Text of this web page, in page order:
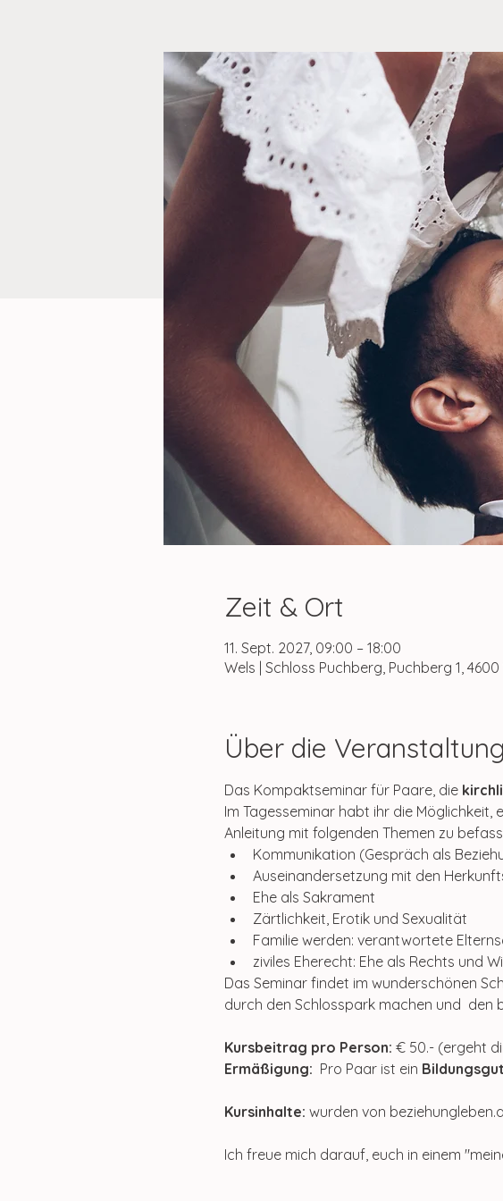
Zeit & Ort
11. Sept. 2027, 09:00 – 18:00
Wels | Schloss Puchberg, Puchberg 1,
Über die Veranstaltung
Das Kompaktseminar für Paare, die
Im Tagesseminar habt ihr die Möglichkeit,
Anleitung mit folgenden Themen zu
Kommunikation (Gespräch als
Auseinandersetzung mit den
Ehe als Sakrament
Zärtlichkeit, Erotik und Sexualität
Familie werden: verantwortete
ziviles Eherecht: Ehe als Rechts und
Das Seminar findet im wunderschönen
durch den Schlosspark machen und  den
Kursbeitrag pro Person: € 50.- (ergeht
Ermäßigung: Pro Paar ist ein
Kursinhalte: wurden von
Ich freue mich darauf, euch in einem